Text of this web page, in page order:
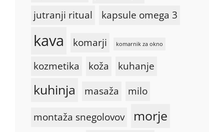
jutranji ritual kapsule omega 3
kava komarji komarnik za okno
kozmetika koža kuhanje
kuhinja masaža
milo
montaža snegolovov
morje